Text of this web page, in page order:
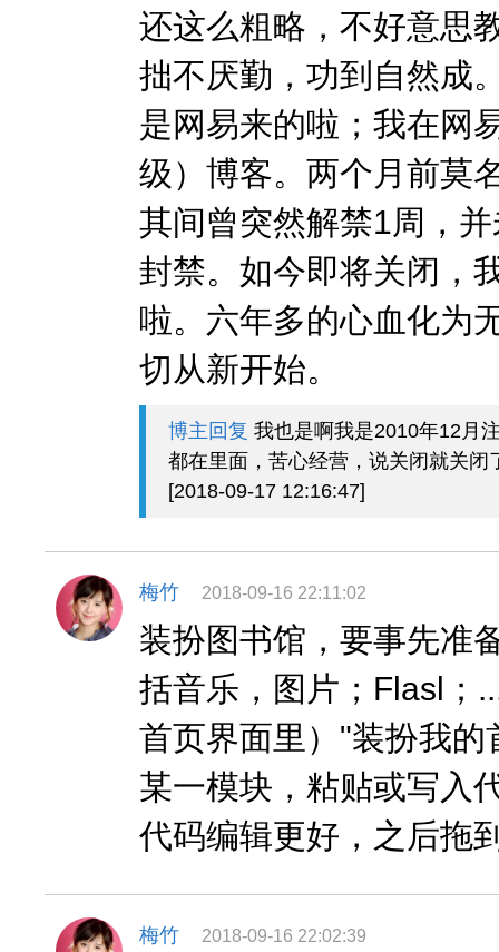
还这么粗略，不好意思
拙不厌勤，功到自然成
是网易来的啦；我在网
级）博客。两个月前莫
其间曾突然解禁1周，
封禁。如今即将关闭，
啦。六年多的心血化为
切从新开始。
博主回复 我也是啊我是2010年12月
都在里面，苦心经营，说关闭就关闭
[2018-09-17 12:16:47]
梅竹 2018-09-16 22:11:02
装扮图书馆，要事先准
括音乐，图片；Flasl；
首页界面里）"装扮我的
某一模块，粘贴或写入
代码编辑更好，之后拖
梅竹 2018-09-16 22:02:39